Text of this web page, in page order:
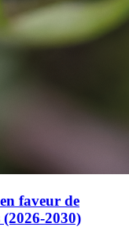
faveur de
2030)